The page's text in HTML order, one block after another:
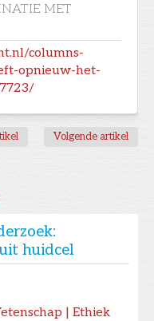
MET
columns-
opnieuw-het-
Volgende artikel
huidcel
| Ethiek